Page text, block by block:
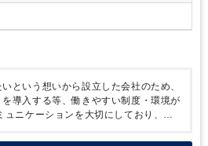
ルも完備しており、不明点もすぐ
ております。
という想いから設立した会社のため、
導入する等、働きやすい制度・環境が
ュニケーションを大切にしており、能
は大変おすすめの求人です。